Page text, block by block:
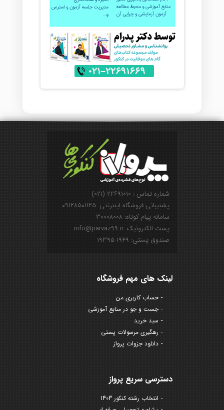
شماره تماس : ۲۲۶۹۱۰۱۰-(۰۲۱)
پشتیبانی فروشگاه اینترنتی: ۰۹۱۲۸۵۰۱۱۲۵
سامانه پیام کوتاه: ۳۰۰۰۸۰۰۸
پست الکترونیک: info@parvaz99.ir
صندوق پستی: ۱۹۴۹-۱۹۳۹۵
لینک های مهم فروشگاه
حساب کاربری من
جست و جو در منابع آموزشی
سبد خرید
رهگیری مرسولات پستی
دانلود جزوات پرواز
دسترسی سریع پرواز
انتخاب رشته کنکور 1403